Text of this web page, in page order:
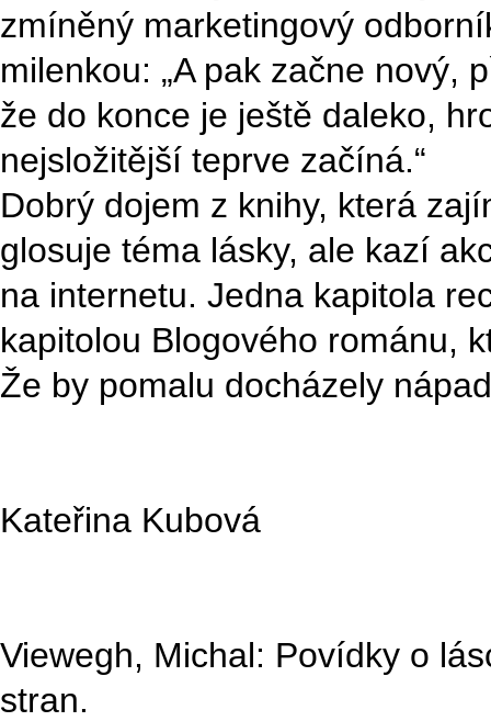
zmíněný marketingový
milenkou: „A pak začne nový,
že do konce je ještě daleko,
nejsložitější teprve začíná.“
Dobrý dojem z knihy, která
glosuje téma lásky, ale kazí
na internetu. Jedna kapitola
kapitolou Blogového románu,
Že by pomalu docházely
Kateřina Kubová
Viewegh, Michal: Povídky o
stran.